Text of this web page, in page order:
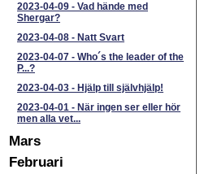
2023-04-09 - Vad hände med
Shergar?
2023-04-08 - Natt Svart
2023-04-07 - Who´s the leader of the
P...?
2023-04-03 - Hjälp till självhjälp!
2023-04-01 - När ingen ser eller hör
men alla vet...
Mars
Februari